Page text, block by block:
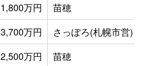
1,800万円 苗穂
3,700万円 さっぽろ(札幌市営)
2,500万円 苗穂